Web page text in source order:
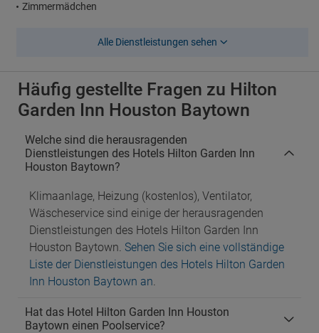
Zimmermädchen
Alle Dienstleistungen sehen
Häufig gestellte Fragen zu Hilton
Garden Inn Houston Baytown
Welche sind die herausragenden
Dienstleistungen des Hotels Hilton Garden Inn
Houston Baytown?
Klimaanlage, Heizung (kostenlos), Ventilator,
Wäscheservice sind einige der herausragenden
Dienstleistungen des Hotels Hilton Garden Inn
Houston Baytown. Sehen Sie sich eine vollständige
Liste der Dienstleistungen des Hotels Hilton Garden
Inn Houston Baytown an.
Hat das Hotel Hilton Garden Inn Houston
Baytown einen Poolservice?